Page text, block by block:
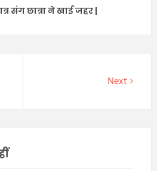
संग छात्रा ने खाई जहर |
Next